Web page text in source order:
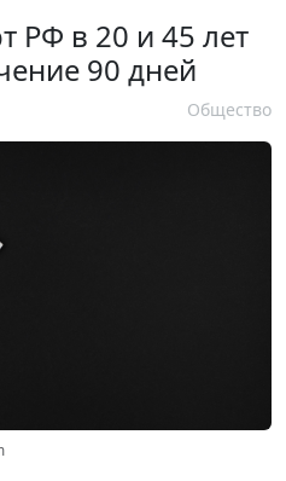
РФ в 20 и 45 лет
90 дней
Общество